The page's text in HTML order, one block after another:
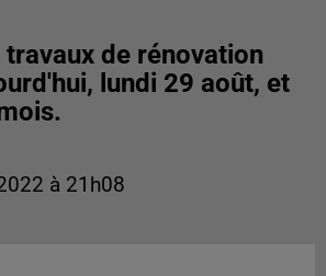
travaux de rénovation
lundi 29 août, et
à 21h08